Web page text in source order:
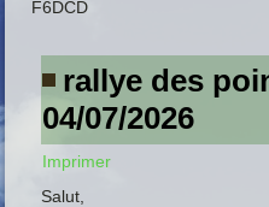
F6DCD
rallye des
04/07/2026
Imprimer
Salut,